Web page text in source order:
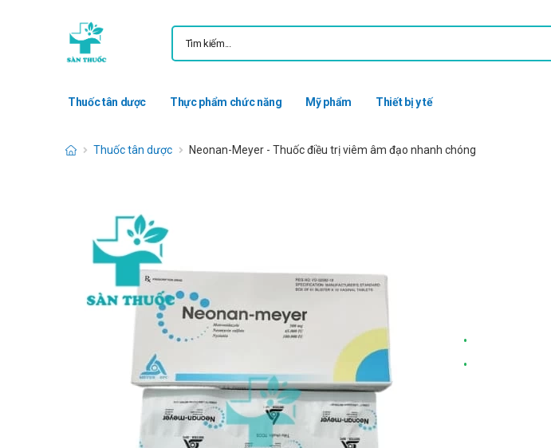
Thuốc tân dược Thực phẩm chức năng Mỹ phẩm Thiết bị y tế
Thuốc tân dược Neonan-Meyer - Thuốc điều trị viêm âm đạo nhanh chóng